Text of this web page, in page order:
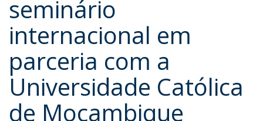
seminário
internacional em
parceria com a
Universidade Católica
de Moçambique